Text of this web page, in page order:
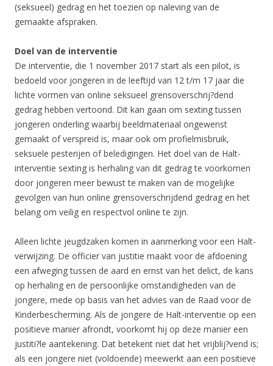
(seksueel) gedrag en het toezien op naleving van de
gemaakte afspraken.
Doel van de interventie
De interventie, die 1 november 2017 start als een pilot, is
bedoeld voor jongeren in de leeftijd van 12 t/m 17 jaar die
lichte vormen van online seksueel grensoverschrij?dend
gedrag hebben vertoond. Dit kan gaan om sexting tussen
jongeren onderling waarbij beeldmateriaal ongewenst
gemaakt of verspreid is, maar ook om profielmisbruik,
seksuele pesterijen of beledigingen. Het doel van de Halt-
interventie sexting is herhaling van dit gedrag te voorkomen
door jongeren meer bewust te maken van de mogelijke
gevolgen van hun online grensoverschrijdend gedrag en het
belang om veilig en respectvol online te zijn.
Alleen lichte jeugdzaken komen in aanmerking voor een Halt-
verwijzing. De officier van justitie maakt voor de afdoening
een afweging tussen de aard en ernst van het delict, de kans
op herhaling en de persoonlijke omstandigheden van de
jongere, mede op basis van het advies van de Raad voor de
Kinderbescherming. Als de jongere de Halt-interventie op een
positieve manier afrondt, voorkomt hij op deze manier een
justiti?le aantekening. Dat betekent niet dat het vrijblij?vend is;
als een jongere niet (voldoende) meewerkt aan een positieve